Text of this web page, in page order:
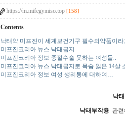
https://m.mifegymiso.top [158]
Contents
낙태약 미프진이 세계보건기구 필수의약품이라
미프진코리아 뉴스 낙태금지
미프진코리아 정보 중절수술 못하는 여성들..
미프진코리아 뉴스 낙태금지로 목숨 잃은 14살
미프진코리아 정보 여성 생리통에 대하여…
낙
낙태부작용관련